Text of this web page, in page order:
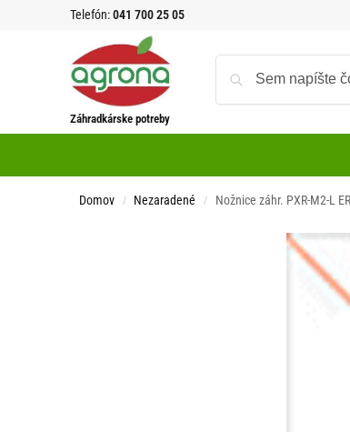
Telefón:041 700 25 05
Záhradkárske potreby
Domov / Nezaradené / Nožnice záhr. PXR-M2-L